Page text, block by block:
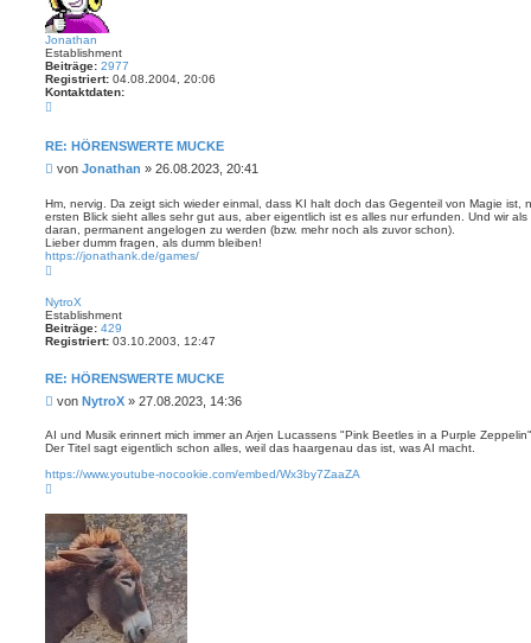
Jonathan
Establishment
Beiträge: 2977
Registriert: 04.08.2004, 20:06
Kontaktdaten:
t
k
a
t
e
n
v
J
o
n
a
a
RE: HÖRENSWERTE MUCKE
B
i
t
r
a
von Jonathan » 26.08.2023, 20:41
Hm, nervig. Da zeigt sich wieder einmal, dass KI halt doch das Gegenteil von Magie ist,
ersten Blick sieht alles sehr gut aus, aber eigentlich ist es alles nur erfunden. Und wir
daran, permanent angelogen zu werden (bzw. mehr noch als zuvor schon).
Lieber dumm fragen, als dumm bleiben!
https://jonathank.de/games/
h
o
b
e
NytroX
Establishment
Beiträge: 429
Registriert: 03.10.2003, 12:47
RE: HÖRENSWERTE MUCKE
B
t
a
von NytroX » 27.08.2023, 14:36
AI und Musik erinnert mich immer an Arjen Lucassens "Pink Beetles in a Purple Zeppelin"
Der Titel sagt eigentlich schon alles, weil das haargenau das ist, was AI macht.
https://www.youtube-nocookie.com/embed/Wx3by7ZaaZA
c
b
e
n